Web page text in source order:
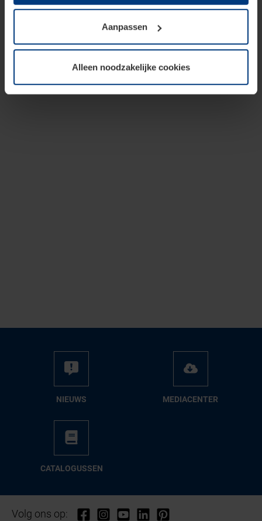
onze pagina's absoluut noodzakelijk is. Voor alle andere
soorten cookies is uw toestemming vereist. Uw
toestemming kunt u op elk moment bij de uitleg van de
wijzigen of herroepen.
Aanpassen
Alleen noodzakelijke cookies
NIEUWS ME­DIA­CEN­TER
CA­TA­LO­GUS­SEN
Volg ons op: